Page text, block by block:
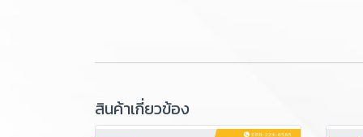
สินค้าเกี่ยวข้อง